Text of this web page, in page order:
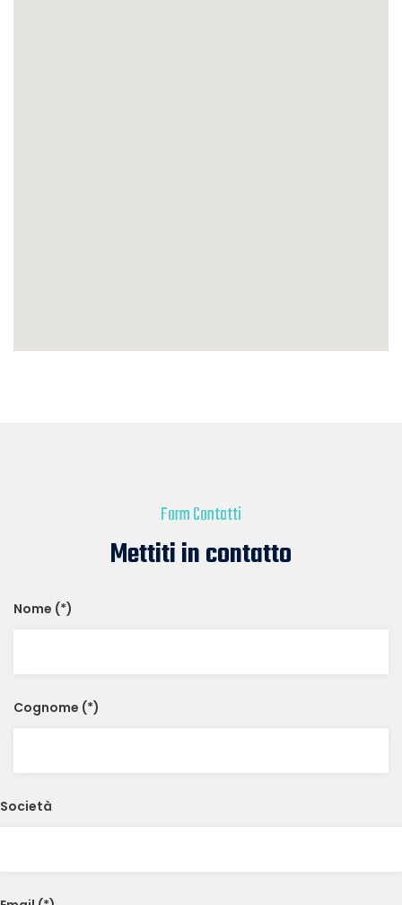
Form Contatti
Mettiti in contatto
Nome (*)
Cognome (*)
Società